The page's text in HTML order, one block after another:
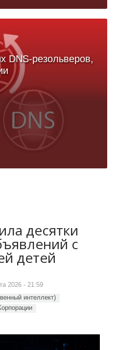
DNS-резольверов,
десятки
с
детей
2026 - 21:59
интеллект)